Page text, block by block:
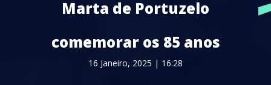
Marta de Portuzelo
comemorar os 85 anos
16 Janeiro, 2025 | 16:28